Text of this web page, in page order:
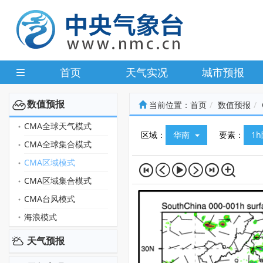
首页 天气实况 城市预报
数值预报
CMA全球天气模式
CMA全球集合模式
CMA区域模式
CMA区域集合模式
CMA台风模式
海浪模式
天气预报
当前位置： 首页 数值预报
区域： 华南 要素：